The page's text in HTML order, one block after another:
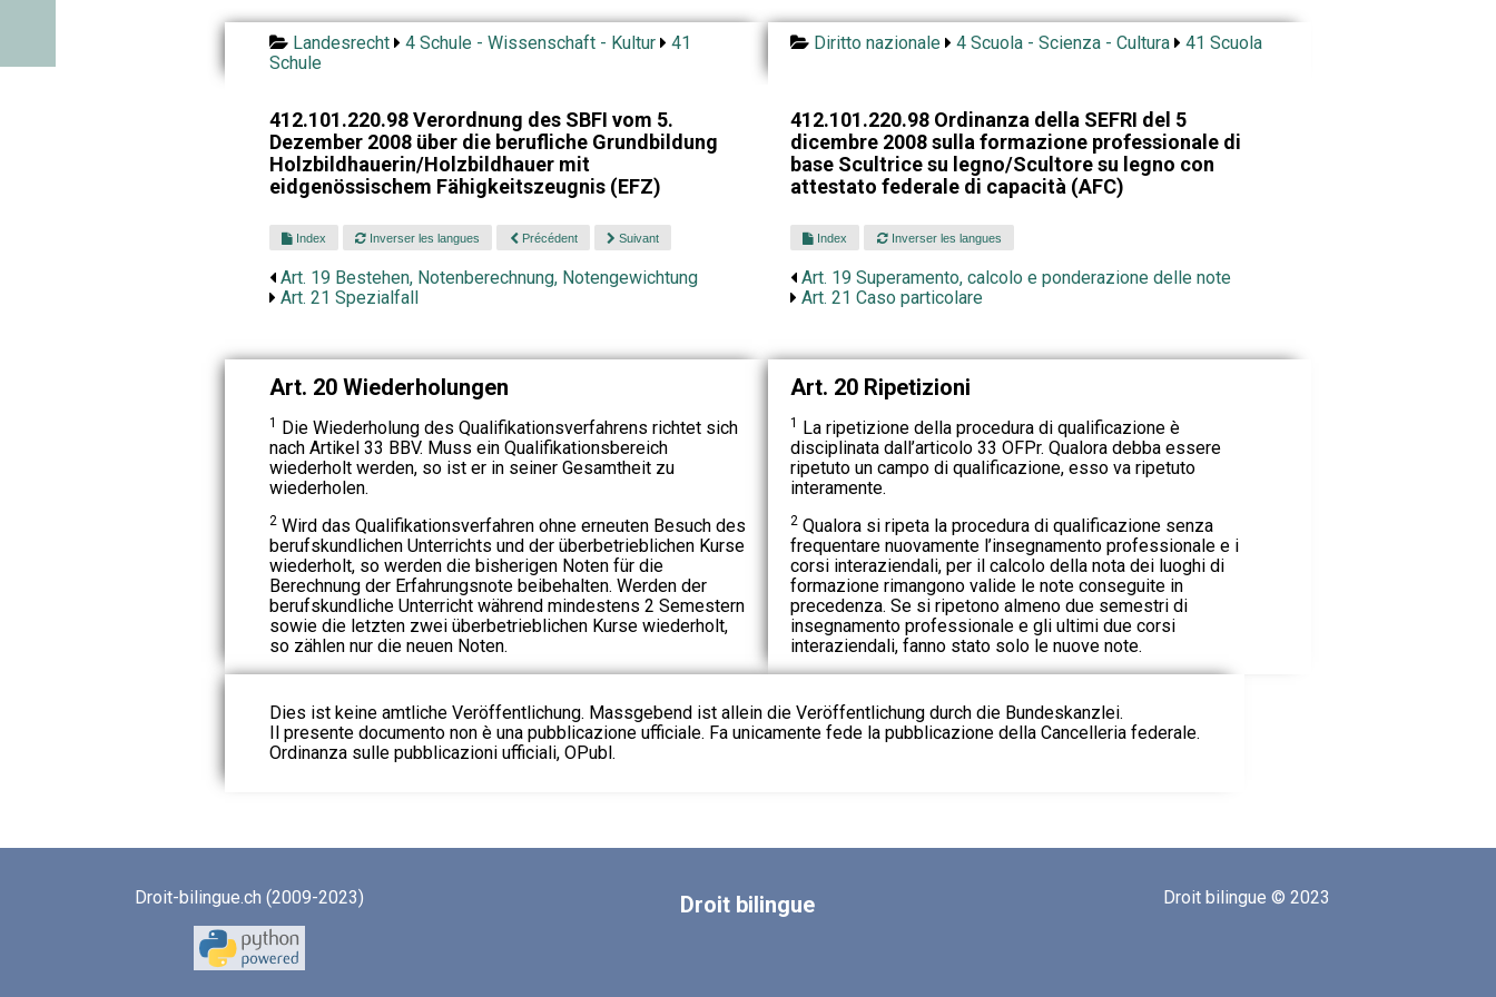
Landesrecht 4 Schule - Wissenschaft - Kultur
41
Schule
Diritto nazionale 4 Scuola - Scienza - Cultura 41 Scuola
412.101.220.98 Verordnung des SBFI vom 5.
Dezember 2008 über die berufliche Grundbildung
Holzbildhauerin/Holzbildhauer mit
eidgenössischem Fähigkeitszeugnis (EFZ)
412.101.220.98 Ordinanza della SEFRI del 5
dicembre 2008 sulla formazione professionale di
base Scultrice su legno/Scultore su legno con
attestato federale di capacità (AFC)
Index Inverser les langues Précédent Suivant
Art. 19 Bestehen, Notenberechnung, Notengewichtung
Art. 21 Spezialfall
Index Inverser les langues
Art. 19 Superamento, calcolo e ponderazione delle note
Art. 21 Caso particolare
Art. 20 Wiederholungen
1 Die Wiederholung des Qualifikationsverfahrens richtet sich
nach Artikel 33 BBV. Muss ein Qualifikationsbereich
wiederholt werden, so ist er in seiner Gesamtheit zu
wiederholen.
2Wird das Qualifikationsverfahren ohne erneuten Besuch des
berufskundlichen Unterrichts und der überbetrieblichen Kurse
wiederholt, so werden die bisherigen Noten für die
Berechnung der Erfahrungsnote beibehalten. Werden der
berufskundliche Unterricht während mindestens 2 Semestern
sowie die letzten zwei überbetrieblichen Kurse wiederholt,
so zählen nur die neuen Noten.
Art. 20 Ripetizioni
1 La ripetizione della procedura di qualificazione è
disciplinata dall’articolo 33 OFPr. Qualora debba essere
ripetuto un campo di qualificazione, esso va ripetuto
interamente.
2Qualora si ripeta la procedura di qualificazione senza
frequentare nuovamente l’insegnamento professionale e i
corsi interaziendali, per il calcolo della nota dei luoghi di
formazione rimangono valide le note conseguite in
precedenza. Se si ripetono almeno due semestri di
insegnamento professionale e gli ultimi due corsi
interaziendali, fanno stato solo le nuove note.
Dies ist keine amtliche Veröffentlichung. Massgebend ist allein die Veröffentlichung durch die Bundeskanzlei.
Il presente documento non è una pubblicazione ufficiale. Fa unicamente fede la pubblicazione della Cancelleria federale.
Ordinanza sulle pubblicazioni ufficiali, OPubl.
Droit-bilingue.ch (2009-2023) Droit bilingue Droit bilingue © 2023